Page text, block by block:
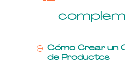
P
Cómo Crear un
de Productos